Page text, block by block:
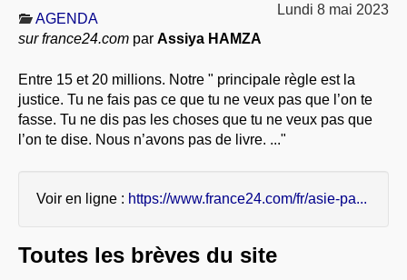
LAICITHÈQUE
LIBRES OPINIONS
* [ connexion Adhérents ].
Lundi 8 mai 2023
AGENDA
sur france24.com par Assiya HAMZA
Entre 15 et 20 millions. Notre " principale règle est la
justice. Tu ne fais pas ce que tu ne veux pas que l’on te
fasse. Tu ne dis pas les choses que tu ne veux pas que
l’on te dise. Nous n’avons pas de livre. ..."
Voir en ligne : https://www.france24.com/fr/asie-pa...
Toutes les brèves du site